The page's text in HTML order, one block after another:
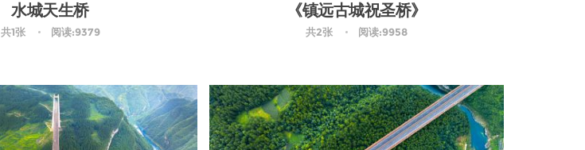
水城天生桥
共1张 阅读:9379
《镇远古城祝圣桥》
共2张 阅读:9958